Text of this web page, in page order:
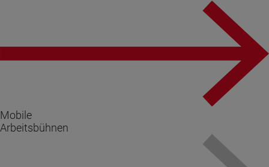
Mobile
Arbeitsbühnen